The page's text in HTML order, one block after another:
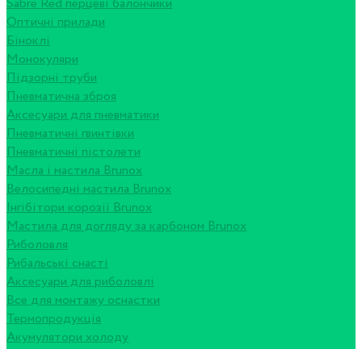
Sabre Red перцеві балончики
Оптичні прилади
Біноклі
Монокуляри
Підзорні труби
Пневматична зброя
Аксесуари для пневматики
Пневматичні гвинтівки
Пневматичні пістолети
Масла і мастила Brunox
Велосипедні мастила Brunox
Інгібітори корозії Brunox
Мастила для догляду за карбоном Brunox
Риболовля
Рибальські снасті
Аксесуари для риболовлі
Все для монтажу оснастки
Термопродукція
Акумулятори холоду